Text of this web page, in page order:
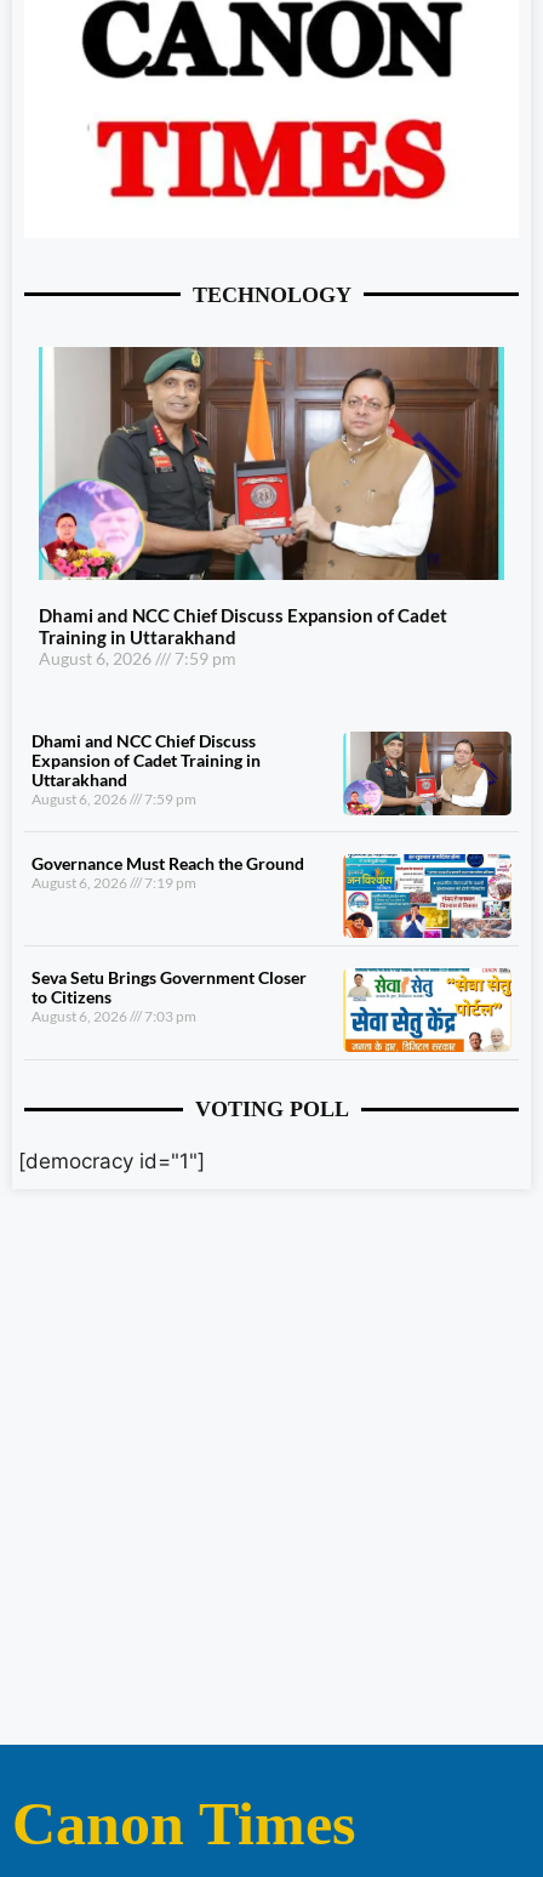
TECHNOLOGY
Dhami and NCC Chief Discuss Expansion of Cadet
Training in Uttarakhand
August 6, 2026 7:59 pm
Dhami and NCC Chief Discuss
Expansion of Cadet Training in
Uttarakhand
August 6, 2026 7:59 pm
Governance Must Reach the Ground
August 6, 2026 7:19 pm
Seva Setu Brings Government Closer
to Citizens
August 6, 2026 7:03 pm
VOTING POLL
[democracy id="1"]
Canon Times